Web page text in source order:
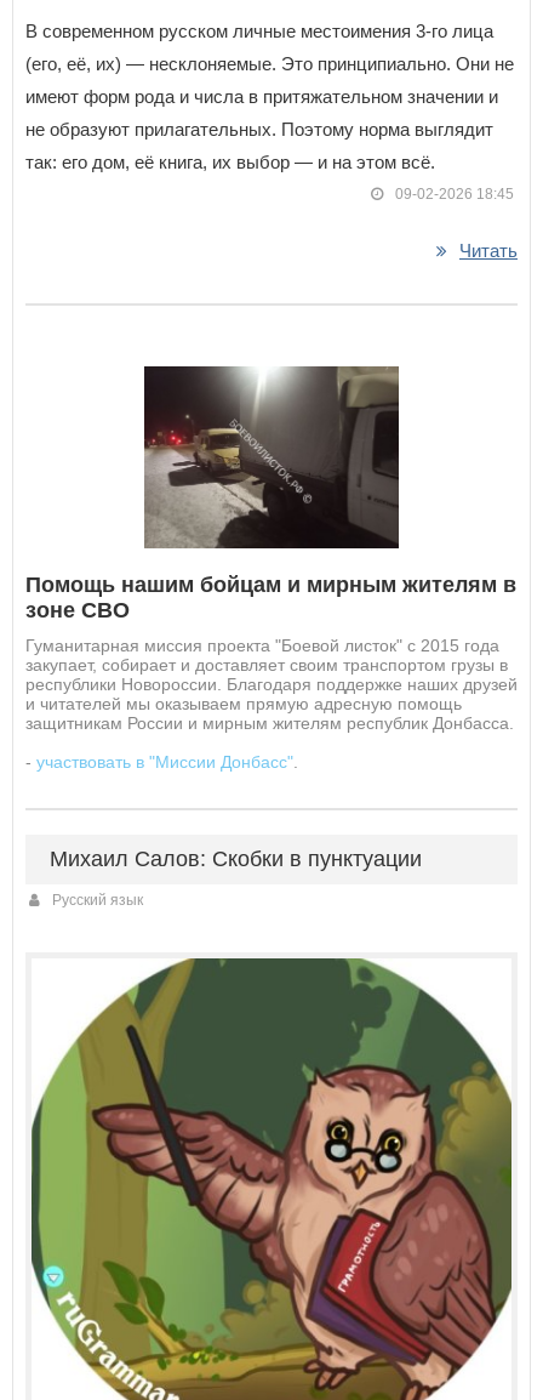
В современном русском личные местоимения 3-го лица
(его, её, их) — несклоняемые. Это принципиально. Они не
имеют форм рода и числа в притяжательном значении и
не образуют прилагательных. Поэтому норма выглядит
так: его дом, её книга, их выбор — и на этом всё.
09-02-2026 18:45
Читать
Помощь нашим бойцам и мирным жителям в
зоне СВО
Гуманитарная миссия проекта "Боевой листок" с 2015 года
закупает, собирает и доставляет своим транспортом грузы в
республики Новороссии. Благодаря поддержке наших друзей
и читателей мы оказываем прямую адресную помощь
защитникам России и мирным жителям республик Донбасса.
- участвовать в "Миссии Донбасс"
Михаил Салов: Скобки в пунктуации
Русский язык